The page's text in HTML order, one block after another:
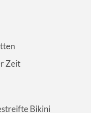
Zeit
Bikini